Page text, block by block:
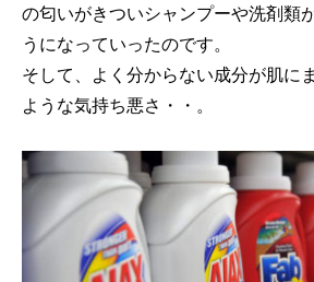
の匂いがきついシャンプーや洗剤類
うになっていったのです。
そして、よく分からない成分が肌に
ような気持ち悪さ・・。